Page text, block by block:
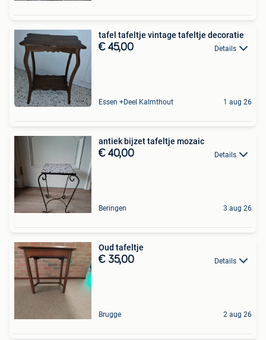
tafel tafeltje vintage tafeltje decoratie
€ 45,00 Details
Essen +Deel Kalmthout 1 aug 26
antiek bijzet tafeltje mozaic
€ 40,00 Details
Beringen 3 aug 26
Oud tafeltje
€ 35,00 Details
Brugge 2 aug 26